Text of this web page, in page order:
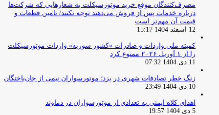
مصرف‌کنندگان موقع خرید موتورسیکلت به شعارهایی که شرکت‌ها
درباره خدمات پس از فروش می‌دهند توجه نکنند/ تامین قطعات و
قیمت آن مهم‌تر است
12 اسفند 1404 15:17
کمیته ملی واردات و صادرات «کشور سوریه» واردات موتورسیکلت
را از ۱ آوریل ۲۰۲۶ ممنوع کرد
11 دی 1404 07:32
زنگ خطر تصادفات شهری در یزد؛ موتورسواران نیمی از جان‌باختگان
10 دی 1404 23:49
اهدای کلاه ایمنی به تعدادی از موتورسواران در دماوند
5 دی 1404 19:57